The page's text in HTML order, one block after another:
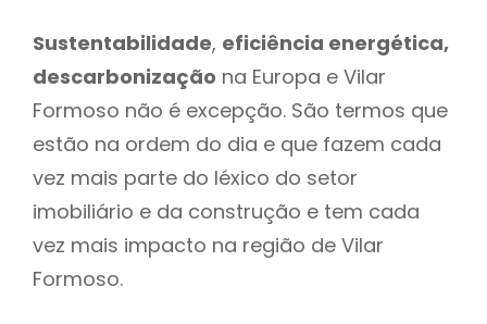
Sustentabilidade, eficiência energética,
descarbonização na Europa e Vilar
Formoso não é excepção. São termos que
estão na ordem do dia e que fazem cada
vez mais parte do léxico do setor
imobiliário e da construção e tem cada
vez mais impacto na região de Vilar
Formoso.